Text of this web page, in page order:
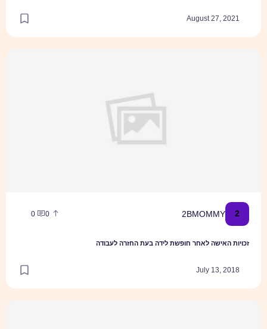
August 27, 2021
2
2BMOMMY
0
0
זכויות האישה לאחר חופשת לידה בעת החזרה לעבודה
July 13, 2018